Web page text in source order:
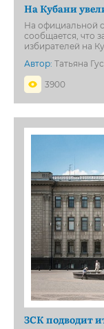
На Кубани
На официальной
сообщается, что
избирателей на
Автор: Татьяна
3900
ЗСК подводит